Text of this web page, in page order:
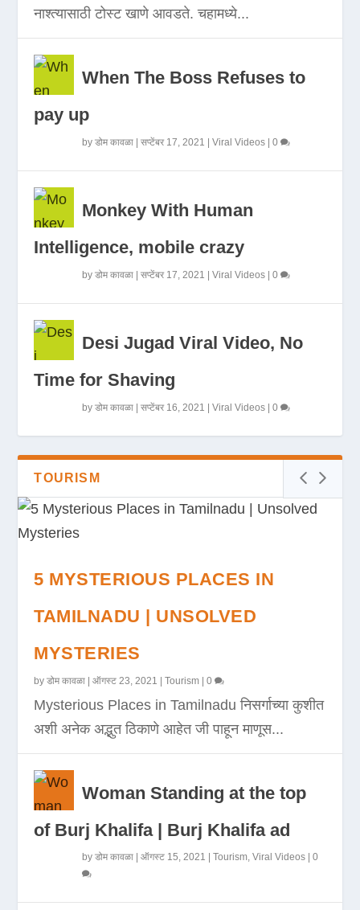
नाश्त्यासाठी टोस्ट खाणे आवडते. चहामध्ये...
When The Boss Refuses to
pay up
byडोम कावळा |सप्टेंबर 17, 2021 |Viral Videos |0
Monkey With Human
Intelligence, mobile crazy
byडोम कावळा |सप्टेंबर 17, 2021 |Viral Videos |0
Desi Jugad Viral Video, No
Time for Shaving
byडोम कावळा |सप्टेंबर 16, 2021 |Viral Videos |0
TOURISM
5 MYSTERIOUS PLACES IN
TAMILNADU | UNSOLVED
MYSTERIES
byडोम कावळा |ऑगस्ट 23, 2021 |Tourism |0
Mysterious Places in Tamilnadu निसर्गाच्या कुशीत
अशी अनेक अद्भुत ठिकाणे आहेत जी पाहून माणूस...
Woman Standing at the top
of Burj Khalifa | Burj Khalifa ad
byडोम कावळा |ऑगस्ट 15, 2021 |Tourism ,Viral Videos |0